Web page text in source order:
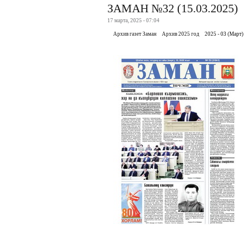
ЗАМАН №32 (15.03.2025)
17 марта, 2025 - 07:04
Архив газет Заман Архив 2025 год 2025 - 03 (Март)